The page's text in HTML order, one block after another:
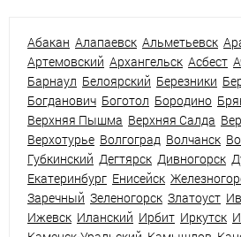
Абакан Алапаевск Альметьевск
Артемовский Архангельск Асбест
Барнаул Белоярский Березники
Богданович Боготол Бородино
Верхняя Пышма Верхняя Салда
Верхотурье Волгоград Волчанск
Губкинский Дегтярск Дивногорск
Екатеринбург Енисейск
Заречный Зеленогорск Златоуст
Ижевск Иланский Ирбит Иркутск